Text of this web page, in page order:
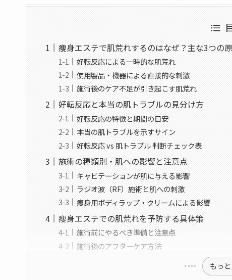
痩身エステで肌荒れするのはなぜ？主な3つの
好転反応による一時的な肌荒れ
使用製品・機器による直接的な刺激
施術後のケア不足が引き起こす肌荒れ
好転反応と本当の肌トラブルの見分け方
好転反応の特徴と期間の目安
本当の肌トラブルを示すサイン
好転反応 vs 肌トラブル 判断チェック表
施術の種類別・肌への影響と注意点
キャビテーションが肌に与える影響
ラジオ波（RF）施術と肌への刺激
痩身用ボディラップ・クリームによる影響
痩身エステでの肌荒れを予防する具体策
施術前にやるべき準備と注意点
施術後のアフターケア方法
もっ